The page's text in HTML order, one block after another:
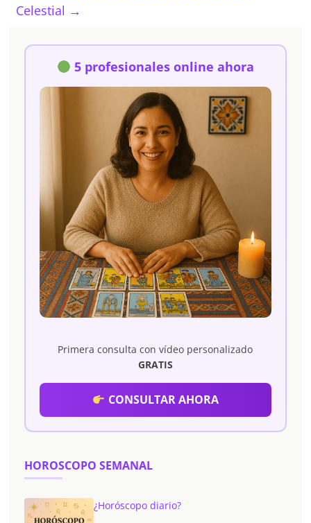
Celestial →
5 profesionales online ahora
Primera consulta con vídeo personalizado
GRATIS
CONSULTAR AHORA
HOROSCOPO SEMANAL
¿Horóscopo diario?